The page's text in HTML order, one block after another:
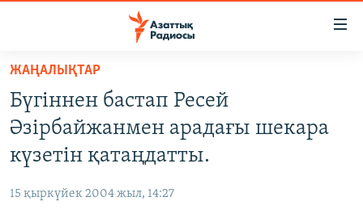
Skip
main
content
to
main
Navigation
САЯСАТ
AZATTYQTV
АДАМ ҚҰҚЫҚТАРЫ
ЖАҢАЛЫҚТАР
Бүгіннен бастап Ресей
Әзірбайжанмен арадағы шекара
күзетін қатаңдатты.
15 қыркүйек 2004 жыл, 14:27